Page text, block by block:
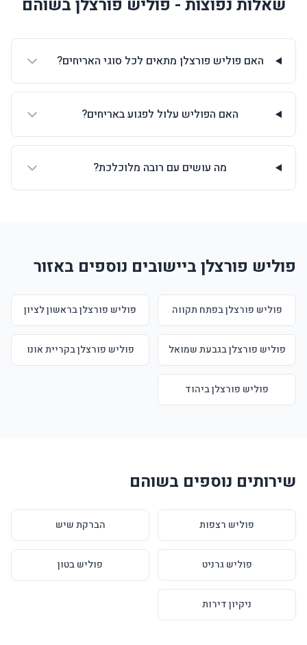
שאלות נפוצות - פוליש פורצלן בשוהם
האם פוליש פורצלן מתאים לכל סוגי האריחים?
האם הפוליש עלול לפגוע באריחים?
מה עושים עם רובה מלוכלכת?
פוליש פורצלן ביישובים נוספים באזור
פוליש פורצלן בפתח תקווה פוליש פורצלן בראשון לציון
פוליש פורצלן בגבעת שמואל פוליש פורצלן בקריית אונו
פוליש פורצלן ביהוד
שירותים נוספים בשוהם
פוליש רצפות הברקת שיש
פוליש גרניט פוליש בטון
ניקיון דירות